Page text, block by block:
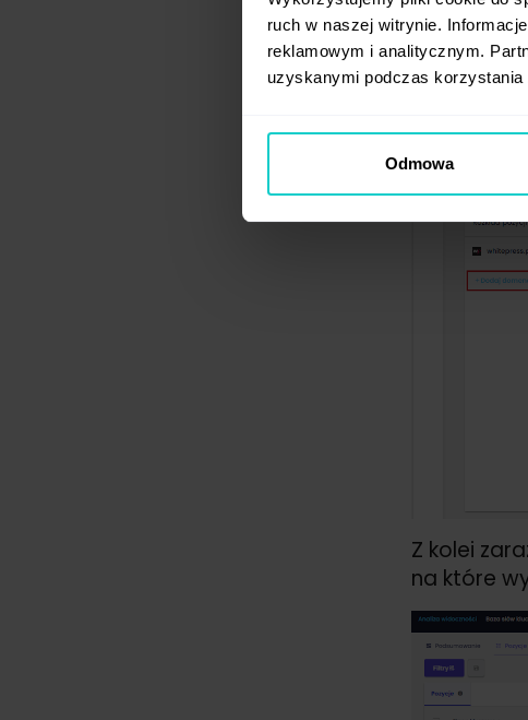
ruch w naszej witrynie.
reklamowym i analitycznym.
uzyskanymi podczas korzystania
Odmowa
adres
Z kolei
na które